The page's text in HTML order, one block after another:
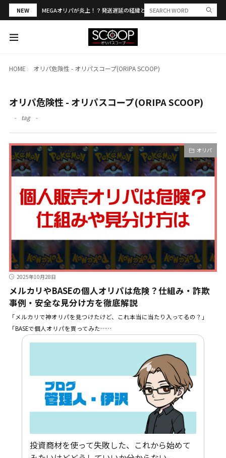
NEW MEGAオリパが炎上！？発送遅延の経緯と評判・当選報告を解説
HOME オリパ危険性 - オリパスコープ(ORIPA SCOOP)
オリパ危険性 - オリパスコープ(ORIPA SCOOP)
tag
オリパ
2025年10月28日
メルカリやBASEの個人オリパは危険？仕組み・詐欺
事例・安全な見分け方を徹底解説
「メルカリで神オリパを見つけたけど、これ本当に当たり入ってるの？」
「BASEで個人オリパを買ってみた……
投資商材を使って失敗した、これから始めて